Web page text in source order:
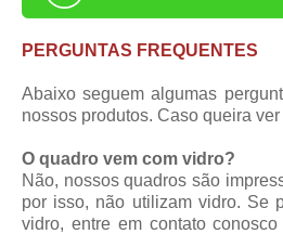
PERGUNTAS FREQUENTES
Abaixo seguem algumas
nossos produtos. Caso queira ver
O quadro vem com vidro?
Não, nossos quadros são
por isso, não utilizam vidro. Se
vidro, entre em contato